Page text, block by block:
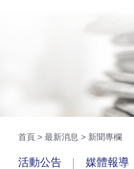
首頁 > 最新消息 > 新聞專欄
活動公告 媒體報導